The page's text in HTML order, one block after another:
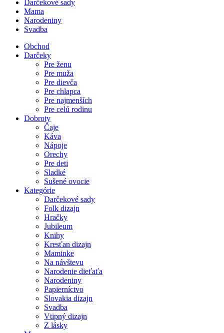
Darčekové sady
Mama
Narodeniny
Svadba
Obchod
Darčeky
Pre ženu
Pre muža
Pre dievča
Pre chlapca
Pre najmenších
Pre celú rodinu
Dobroty
Čaje
Káva
Nápoje
Orechy
Pre deti
Sladké
Sušené ovocie
Kategórie
Darčekové sady
Folk dizajn
Hračky
Jubileum
Knihy
Kresťan dizajn
Maminke
Na návštevu
Narodenie dieťaťa
Narodeniny
Papierníctvo
Slovakia dizajn
Svadba
Vtipný dizajn
Z lásky